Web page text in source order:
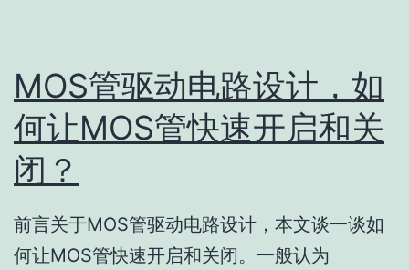
MOS管驱动电路设计，如
何让MOS管快速开启和关
闭？
前言关于MOS管驱动电路设计，本文谈一谈如
何让MOS管快速开启和关闭。一般认为